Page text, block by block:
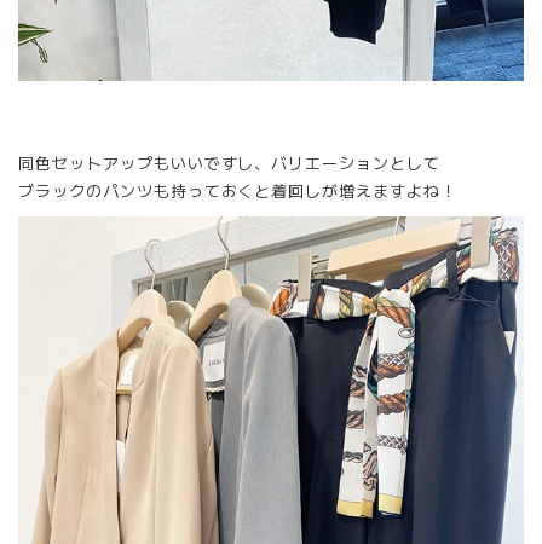
同色セットアップもいいですし、バリエーションとして
ブラックのパンツも持っておくと着回しが増えますよね！